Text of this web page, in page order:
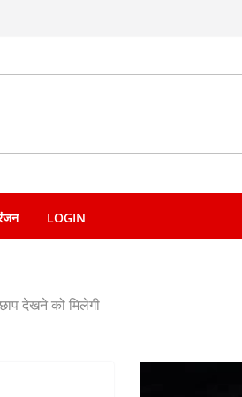
LOGIN
देखने को मिलेगी